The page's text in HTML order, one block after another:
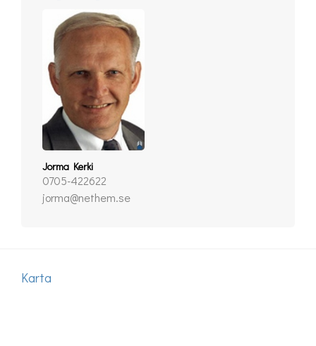
Jorma Kerki
0705-422622
jorma@nethem.se
Karta